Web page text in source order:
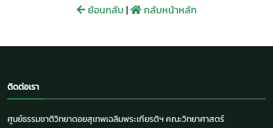
ย้อนกลับ | กลับหน้าหลัก
ติดต่อเรา
ศูนย์ธรรมชาติวิทยาดอยสุเทพเฉลิมพระเกียรติฯ คณะวิทยาศาสตร์